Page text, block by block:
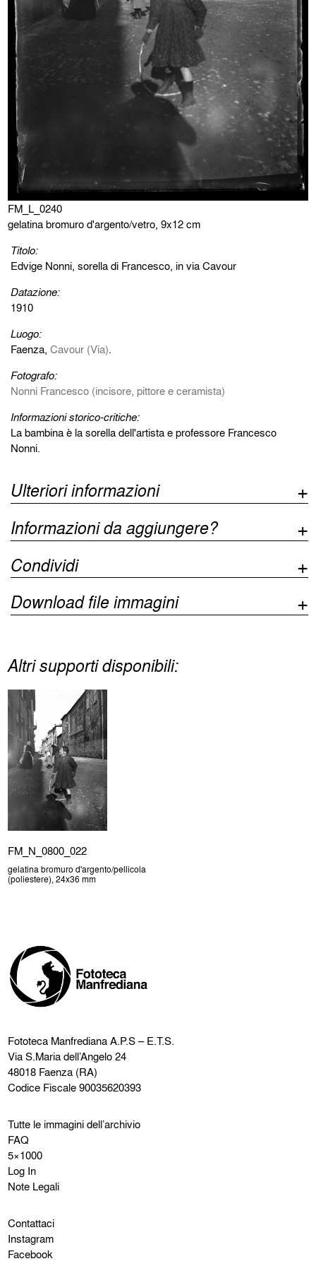
FM_L_0240
gelatina bromuro d'argento/vetro, 9x12 cm
Titolo:
Edvige Nonni, sorella di Francesco, in via Cavour
Datazione:
1910
Luogo:
Faenza,Cavour (Via).
Fotografo:
Nonni Francesco (incisore, pittore e ceramista)
Informazioni storico-critiche:
La bambina è la sorella dell'artista e professore Francesco
Nonni.
Ulteriori informazioni
Informazioni da aggiungere?
Condividi
Download file immagini
Altri supporti disponibili:
FM_N_0800_022
gelatina bromuro d'argento/pellicola
(poliestere), 24x36 mm
Fototeca ManfredianaA.P.S – E.T.S.
Via S.Maria dell’Angelo 24
48018 Faenza (RA)
Codice Fiscale 90035620393
Tutte le immagini dell’archivio
FAQ
5×1000
Log In
Note Legali
Contattaci
Instagram
Facebook